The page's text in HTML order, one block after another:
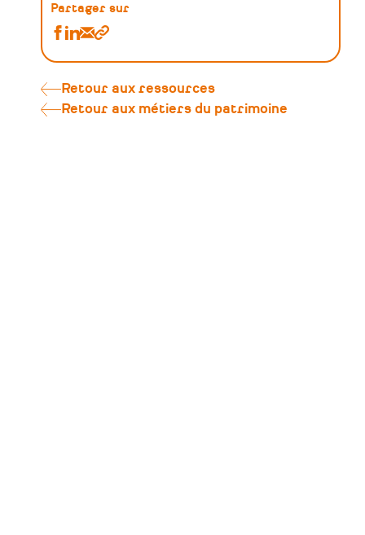
Partager sur
Partager
Bellier
–
Coordonnatrice
Partager
Bellier
–
Coordonnatrice
Partager
Bellier
–
Coordonnatrice
lien
Retour aux ressources
Retour aux métiers du patrimoine